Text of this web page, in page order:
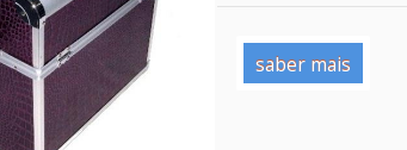
saber mais